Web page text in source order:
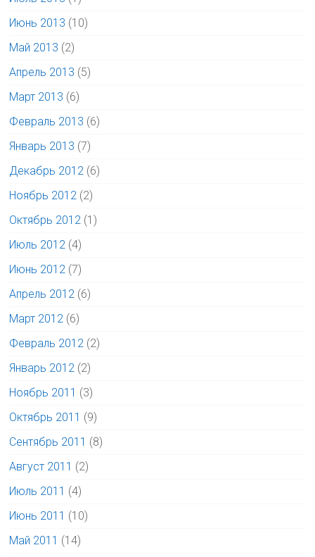
Июнь 2013 (10)
Май 2013 (2)
Апрель 2013 (5)
Март 2013 (6)
Февраль 2013 (6)
Январь 2013 (7)
Декабрь 2012 (6)
Ноябрь 2012 (2)
Октябрь 2012 (1)
Июль 2012 (4)
Июнь 2012 (7)
Апрель 2012 (6)
Март 2012 (6)
Февраль 2012 (2)
Январь 2012 (2)
Ноябрь 2011 (3)
Октябрь 2011 (9)
Сентябрь 2011 (8)
Август 2011 (2)
Июль 2011 (4)
Июнь 2011 (10)
Май 2011 (14)